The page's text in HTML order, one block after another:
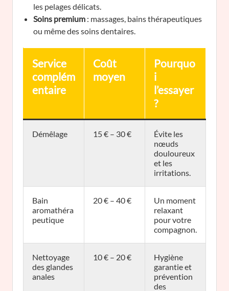
les pelages délicats.
Soins premium : massages, bains thérapeutiques
ou même des soins dentaires.
Service
complém
entaire
Coût
moyen
Pourquo
i
l’essayer
?
Démêlage 15 € – 30 €
Évite les
nœuds
douloureux
et les
irritations.
Bain
aromathéra
peutique
20 € – 40 €
Un moment
relaxant
pour votre
compagnon.
Nettoyage
des glandes
anales
10 € – 20 €
Hygiène
garantie et
prévention
des